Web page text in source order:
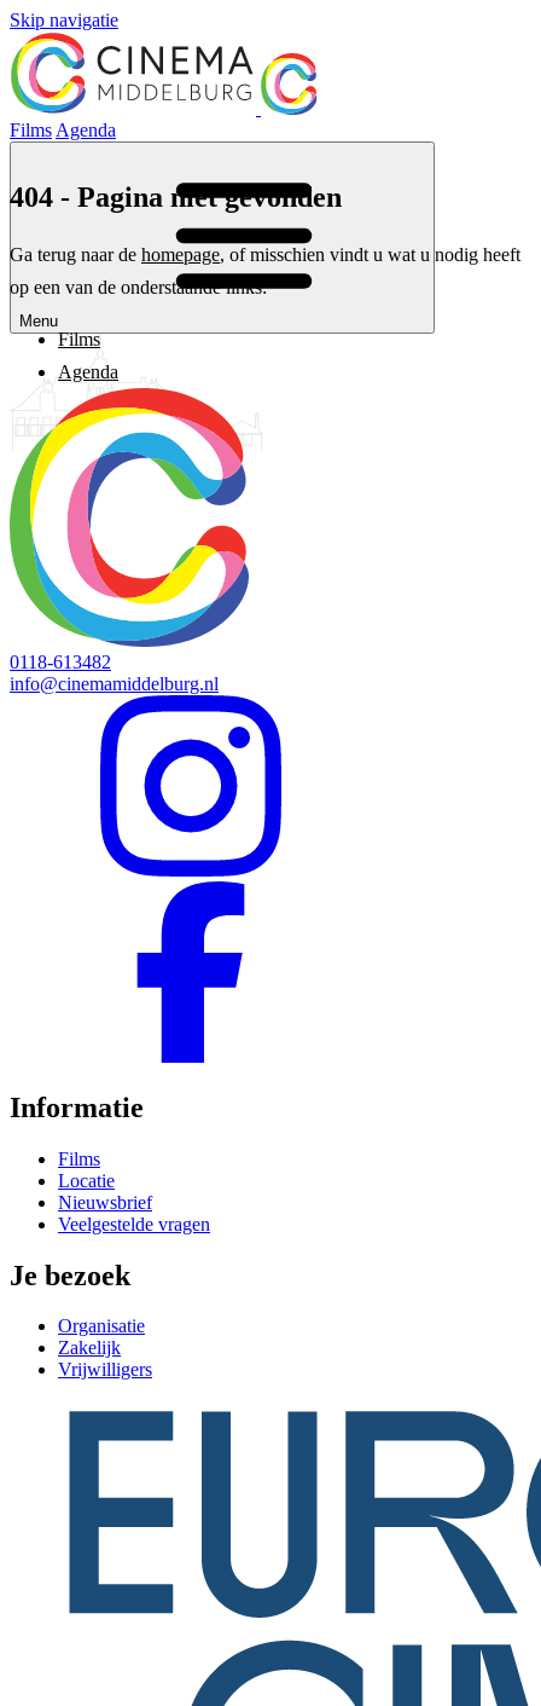
Skip navigatie
Films Agenda
Menu
404 - Pagina niet gevonden
Ga terug naar de homepage, of misschien vindt u wat u nodig heeft
op een van de onderstaande links:
Films
Agenda
0118-613482
info@cinemamiddelburg.nl
Informatie
Films
Locatie
Nieuwsbrief
Veelgestelde vragen
Je bezoek
Organisatie
Zakelijk
Vrijwilligers